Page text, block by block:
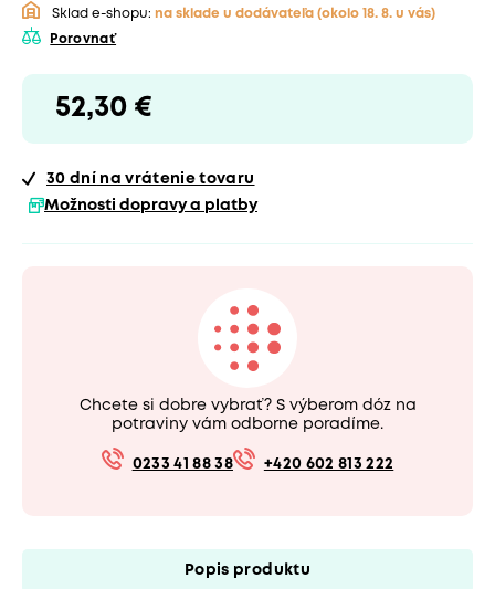
Sklad e-shopu: na sklade u dodávateľa (okolo 18. 8. u vás)
Porovnať
52,30 €
30 dní na vrátenie tovaru
Možnosti dopravy a platby
Chcete si dobre vybrať? S výberom dóz na
potraviny vám odborne poradíme.
0233 41 88 38 +420 602 813 222
Popis produktu